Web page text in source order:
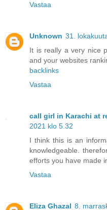
Vastaa
Unknown 31.
It is really a very nice
and your websites
backlinks
Vastaa
call girl in Karachi at
2021 klo 5.32
I think this is an
knowledgeable.
efforts you have made
Vastaa
Eliza Ghazal 8.